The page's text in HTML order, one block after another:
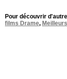
Pour découvrir
films Drame,